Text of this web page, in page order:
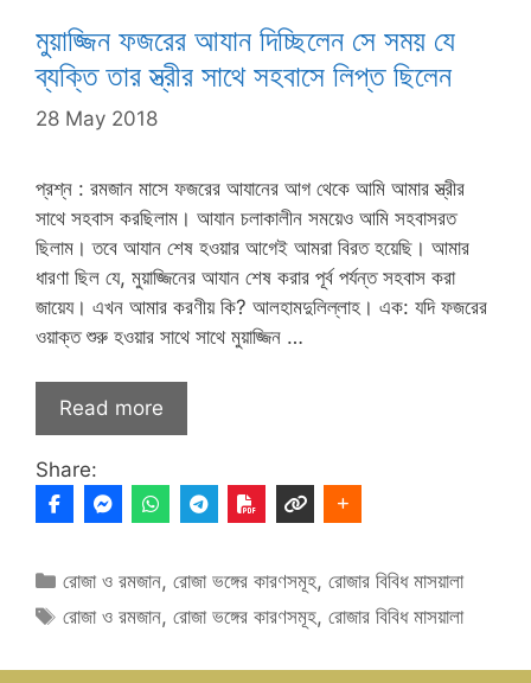
মুয়াজ্জিন ফজরের আযান দিচ্ছিলেন সে সময় যে
ব্যক্তি তার স্ত্রীর সাথে সহবাসে লিপ্ত ছিলেন
28 May 2018
প্রশ্ন : রমজান মাসে ফজরের আযানের আগ থেকে আমি আমার স্ত্রীর
সাথে সহবাস করছিলাম। আযান চলাকালীন সময়েও আমি সহবাসরত
ছিলাম। তবে আযান শেষ হওয়ার আগেই আমরা বিরত হয়েছি। আমার
ধারণা ছিল যে, মুয়াজ্জিনের আযান শেষ করার পূর্ব পর্যন্ত সহবাস করা
জায়েয। এখন আমার করণীয় কি? আলহামদুলিল্লাহ। এক: যদি ফজরের
ওয়াক্ত শুরু হওয়ার সাথে সাথে মুয়াজ্জিন …
Read more
Share:
Categories
রোজা ও রমজান,রোজা ভঙ্গের কারণসমূহ,রোজার বিবিধ মাসয়ালা
Tags
রোজা ও রমজান,রোজা ভঙ্গের কারণসমূহ,রোজার বিবিধ মাসয়ালা